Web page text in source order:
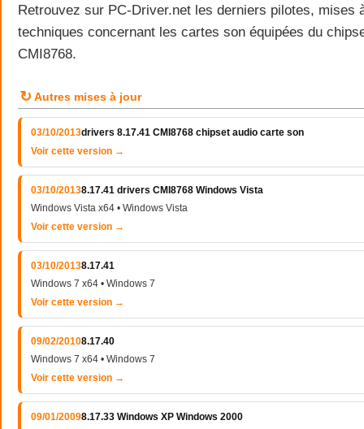
Retrouvez sur PC-Driver.net les derniers pilotes, mises
techniques concernant les cartes son équipées du
CMI8768.
↻ Autres mises à jour
03/10/2013drivers 8.17.41 CMI8768 chipset audio carte son
Voir cette version →
03/10/20138.17.41 drivers CMI8768 Windows Vista
Windows Vista x64 • Windows Vista
Voir cette version →
03/10/20138.17.41
Windows 7 x64 • Windows 7
Voir cette version →
09/02/20108.17.40
Windows 7 x64 • Windows 7
Voir cette version →
09/01/20098.17.33 Windows XP Windows 2000